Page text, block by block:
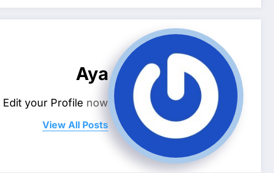
Aya
Edit your Profile now.
View All Posts